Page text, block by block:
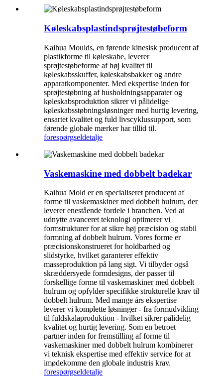
Køleskabsplastindsprøjtestøbeform
Kaihua Moulds, en førende kinesisk producent af
plastikforme til køleskabe, leverer
sprøjtestøbeforme af høj kvalitet til
køleskabsskuffer, køleskabsbakker og andre
apparatkomponenter. Med ekspertise inden for
sprøjtestøbning af husholdningsapparater og
køleskabsproduktion sikrer vi pålidelige
køleskabsstøbningsløsninger med hurtig levering,
ensartet kvalitet og fuld livscyklussupport, som
førende globale mærker har tillid til.
forespørgseldetalje
Vaskemaskine med dobbelt badekar
Kaihua Mold er en specialiseret producent af
forme til vaskemaskiner med dobbelt hulrum, der
leverer enestående fordele i branchen. Ved at
udnytte avanceret teknologi optimerer vi
formstrukturer for at sikre høj præcision og stabil
formning af dobbelt hulrum. Vores forme er
præcisionskonstrueret for holdbarhed og
slidstyrke, hvilket garanterer effektiv
masseproduktion på lang sigt. Vi tilbyder også
skræddersyede formdesigns, der passer til
forskellige forme til vaskemaskiner med dobbelt
hulrum og opfylder specifikke strukturelle krav til
dobbelt hulrum. Med mange års ekspertise
leverer vi komplette løsninger - fra formudvikling
til fuldskalaproduktion - hvilket sikrer pålidelig
kvalitet og hurtig levering. Som en betroet
partner inden for fremstilling af forme til
vaskemaskiner med dobbelt hulrum kombinerer
vi teknisk ekspertise med effektiv service for at
imødekomme den globale industris krav.
forespørgseldetalje